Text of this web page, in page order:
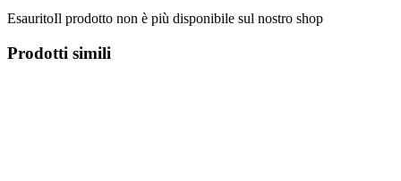
EsauritoIl prodotto non è più disponibile sul nostro shop
Prodotti simili